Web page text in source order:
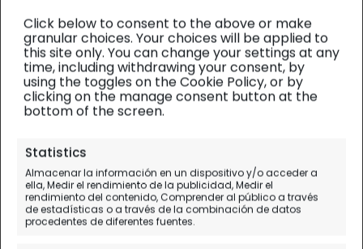
Click below to consent to the above or make
granular choices. Your choices will be applied to
this site only. You can change your settings at any
time, including withdrawing your consent, by
using the toggles on the Cookie Policy, or by
clicking on the manage consent button at the
bottom of the screen.
Statistics
Almacenar la información en un dispositivo y/o acceder a
ella, Medir el rendimiento de la publicidad, Medir el
rendimiento del contenido, Comprender al público a través
de estadísticas o a través de la combinación de datos
procedentes de diferentes fuentes.
Dream of Joulukka (y Toy
Factory), experiencia REAL del
Secret Forest